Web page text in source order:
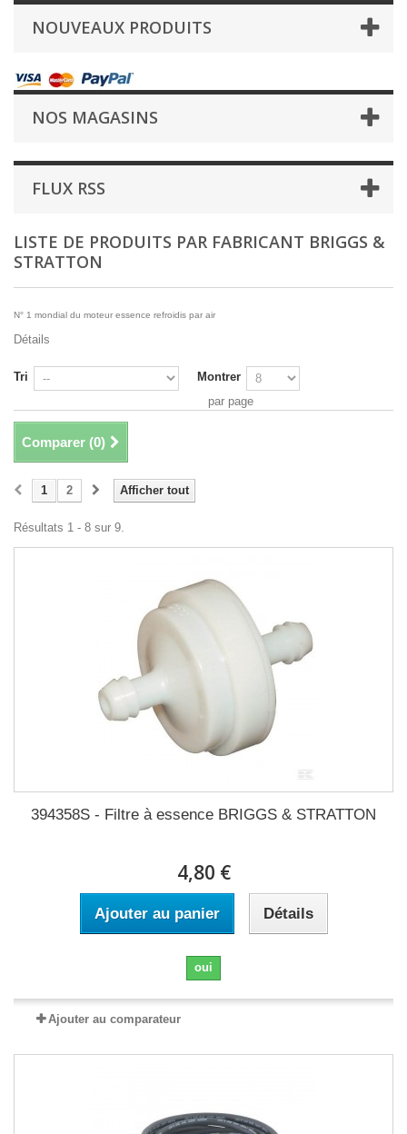
NOUVEAUX PRODUITS
NOS MAGASINS
FLUX RSS
LISTE DE PRODUITS PAR FABRICANT BRIGGS &
STRATTON
N° 1 mondial du moteur essence refroidis par air
Détails
Tri
Montrer
par page
Comparer (0)
Afficher tout
1 2
Résultats 1 - 8 sur 9.
394358S - Filtre à essence BRIGGS & STRATTON
4,80 €
Ajouter au panier Détails
oui
Ajouter au comparateur